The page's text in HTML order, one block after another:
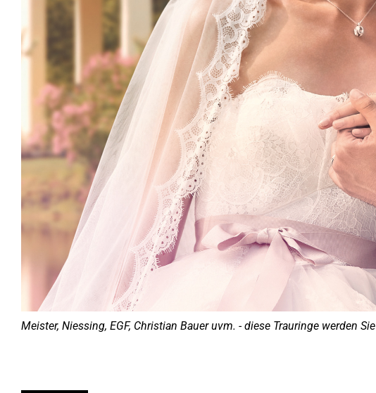
Meister, Niessing, EGF, Christian Bauer uvm. - diese Trauringe werden